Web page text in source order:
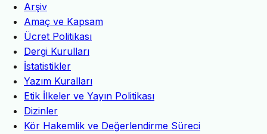
Arşiv
Amaç ve Kapsam
Ücret Politikası
Dergi Kurulları
İstatistikler
Yazım Kuralları
Etik İlkeler ve Yayın Politikası
Dizinler
Kör Hakemlik ve Değerlendirme Süreci